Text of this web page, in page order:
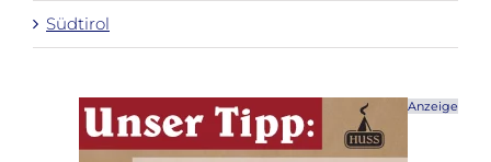
Südtirol
Anzeige